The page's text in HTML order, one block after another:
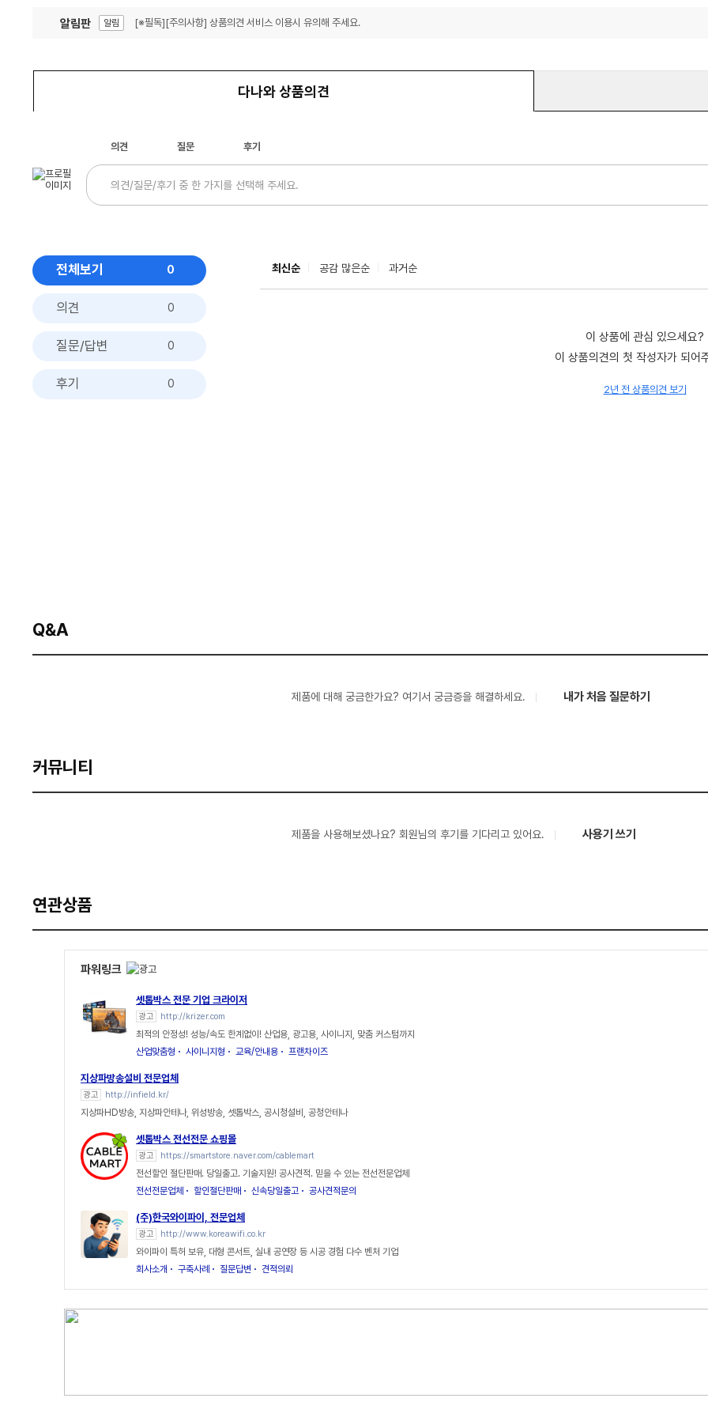
알림판 알림 [※필독][주의사항] 상품의견 서비스 이용시 유의해 주세요.
다나와 상품의견
의견 질문 후기
전체보기 0
의견 0
질문/답변 0
후기 0
최신순 공감 많은순 과거순
이 상품에 관심 있으세요?
이 상품의견의 첫 작성자가 되어
2년 전 상품의견 보기
Q&A
제품에 대해 궁금한가요? 여기서 궁금증을 해결하세요. 내가 처음 질문하기
커뮤니티
제품을 사용해보셨나요? 회원님의 후기를 기다리고 있어요. 사용기 쓰기
연관상품
파워링크
셋톱박스 전문 기업 크라이저
광고 http://krizer.com
최적의 안정성! 성능/속도 한계없이! 산업용, 광고용, 사이니지, 맞춤 커스텀까지
산업맞춤형
사이니지형 교육/안내용 프랜차이즈
지상파방송설비 전문업체
광고 http://infield.kr/
지상파HD방송, 지상파안테나, 위성방송, 셋톱박스, 공시청설비, 공청안테나
셋톱박스 전선전문 쇼핑몰
광고 https://smartstore.naver.com/cablemart
전선할인 절단판매. 당일출고. 기술지원! 공사견적. 믿을 수 있는 전선전문업체
전선전문업체
할인절단판매 신속당일출고 공사견적문의
(주)한국와이파이, 전문업체
광고 http://www.koreawifi.co.kr
와이파이 특허 보유, 대형 콘서트, 실내 공연장 등 시공 경험 다수 벤처 기업
회사소개
구축사례 질문답변 견적의뢰